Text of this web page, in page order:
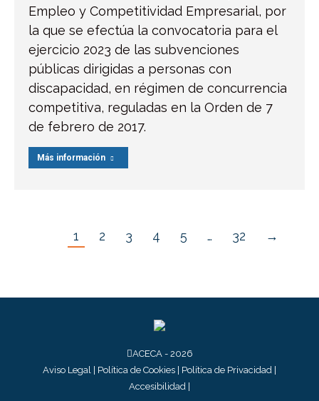
Empleo y Competitividad Empresarial, por
la que se efectúa la convocatoria para el
ejercicio 2023 de las subvenciones
públicas dirigidas a personas con
discapacidad, en régimen de concurrencia
competitiva, reguladas en la Orden de 7
de febrero de 2017.
Más información
1 2 3 4 5 … 32 →
ACECA - 2026
Aviso Legal
Política de Cookies Política de Privacidad
Accesibilidad